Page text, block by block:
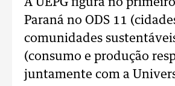
A UEPG figura no
Paraná no ODS 11
comunidades
(consumo e produção
juntamente com a